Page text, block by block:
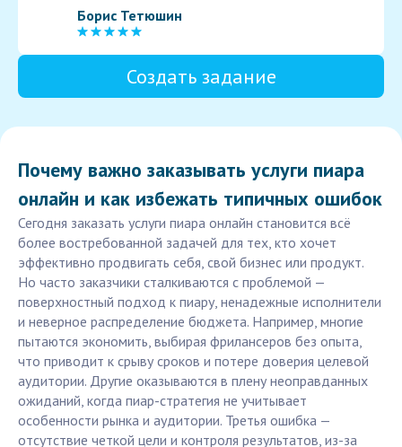
Борис Тетюшин
Создать задание
Почему важно заказывать услуги пиара
онлайн и как избежать типичных ошибок
Сегодня заказать услуги пиара онлайн становится всё
более востребованной задачей для тех, кто хочет
эффективно продвигать себя, свой бизнес или продукт.
Но часто заказчики сталкиваются с проблемой —
поверхностный подход к пиару, ненадежные исполнители
и неверное распределение бюджета. Например, многие
пытаются экономить, выбирая фрилансеров без опыта,
что приводит к срыву сроков и потере доверия целевой
аудитории. Другие оказываются в плену неоправданных
ожиданий, когда пиар-стратегия не учитывает
особенности рынка и аудитории. Третья ошибка —
отсутствие четкой цели и контроля результатов, из-за